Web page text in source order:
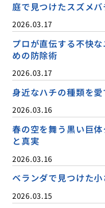
庭で見つけたスズメ
2026.03.17
プロが直伝する不快
めの防除術
2026.03.17
身近なハチの種類を
2026.03.16
春の空を舞う黒い巨
と真実
2026.03.16
ベランダで見つけた
2026.03.15